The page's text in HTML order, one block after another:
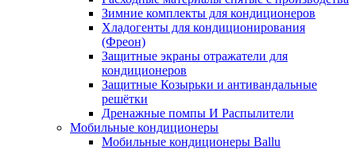
Зимние комплекты для кондиционеров
Хладогенты для кондиционирования
(Фреон)
Защитные экраны отражатели для
кондиционеров
Защитные Козырьки и антивандальные
решётки
Дренажные помпы И Распылители
Мобильные кондиционеры
Мобильные кондиционеры Ballu